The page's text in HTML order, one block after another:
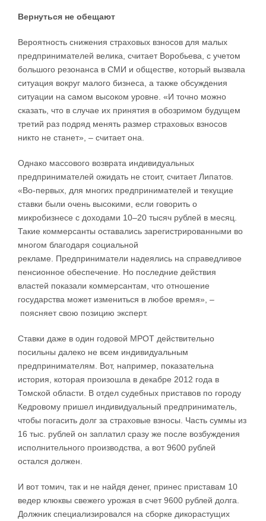
Вернуться не обещают
Вероятность снижения страховых взносов для малых
предпринимателей велика, считает Воробьева, с учетом
большого резонанса в СМИ и обществе, который вызвала
ситуация вокруг малого бизнеса, а также обсуждения
ситуации на самом высоком уровне. «И точно можно
сказать, что в случае их принятия в обозримом будущем
третий раз подряд менять размер страховых взносов
никто не станет», – считает она.
Однако массового возврата индивидуальных
предпринимателей ожидать не стоит, считает Липатов.
«Во-первых, для многих предпринимателей и текущие
ставки были очень высокими, если говорить о
микробизнесе с доходами 10–20 тысяч рублей в месяц.
Такие коммерсанты оставались зарегистрированными во
многом благодаря социальной
рекламе. Предприниматели надеялись на справедливое
пенсионное обеспечение. Но последние действия
властей показали коммерсантам, что отношение
государства может измениться в любое время», –
поясняет свою позицию эксперт.
Ставки даже в один годовой МРОТ действительно
посильны далеко не всем индивидуальным
предпринимателям. Вот, например, показательна
история, которая произошла в декабре 2012 года в
Томской области. В отдел судебных приставов по городу
Кедровому пришел индивидуальный предприниматель,
чтобы погасить долг за страховые взносы. Часть суммы из
16 тыс. рублей он заплатил сразу же после возбуждения
исполнительного производства, а вот 9600 рублей
остался должен.
И вот томич, так и не найдя денег, принес приставам 10
ведер клюквы свежего урожая в счет 9600 рублей долга.
Должник специализировался на сборке дикорастущих